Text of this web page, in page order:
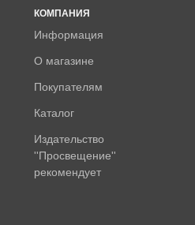
КОМПАНИЯ
Информация
О магазине
Покупателям
Каталог
Издательство
''Просвещение''
рекомендует